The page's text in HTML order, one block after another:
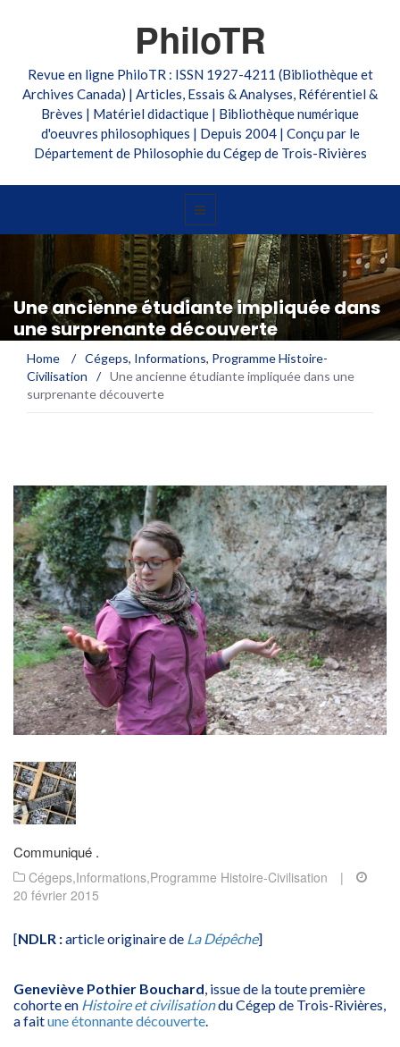
PhiloTR
Revue en ligne PhiloTR : ISSN 1927-4211 (Bibliothèque et
Archives Canada) | Articles, Essais & Analyses, Référentiel &
Brèves | Matériel didactique | Bibliothèque numérique
d'oeuvres philosophiques | Depuis 2004 | Conçu par le
Département de Philosophie du Cégep de Trois-Rivières
Une ancienne étudiante impliquée dans
une surprenante découverte
Home / Cégeps, Informations, Programme Histoire-
Civilisation
/ Une ancienne étudiante impliquée dans une
surprenante découverte
Communiqué .
Cégeps,Informations,Programme Histoire-Civilisation
|
20 février 2015
[NDLR :article originaire de La Dépêche]
Geneviève Pothier Bouchard , issue de la toute première
cohorte en Histoire et civilisationdu Cégep de Trois-Rivières,
a faitune étonnante découverte